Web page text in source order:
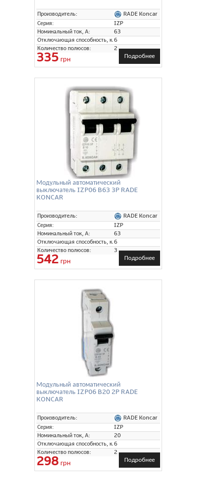
Производитель:
RADE Koncar
Серия:
IZP
Номинальный ток, А:
63
Отключающая способность, кА:
6
Количество полюсов:
2
335 грн Подробнее
Модульный автоматический
выключатель IZP06 B63 3P RADE
KONCAR
Производитель:
RADE Koncar
Серия:
IZP
Номинальный ток, А:
63
Отключающая способность, кА:
6
Количество полюсов:
3
542 грн Подробнее
Модульный автоматический
выключатель IZP06 B20 2P RADE
KONCAR
Производитель:
RADE Koncar
Серия:
IZP
Номинальный ток, А:
20
Отключающая способность, кА:
6
Количество полюсов:
2
298 грн Подробнее